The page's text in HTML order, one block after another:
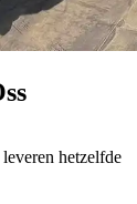
hetzelfde